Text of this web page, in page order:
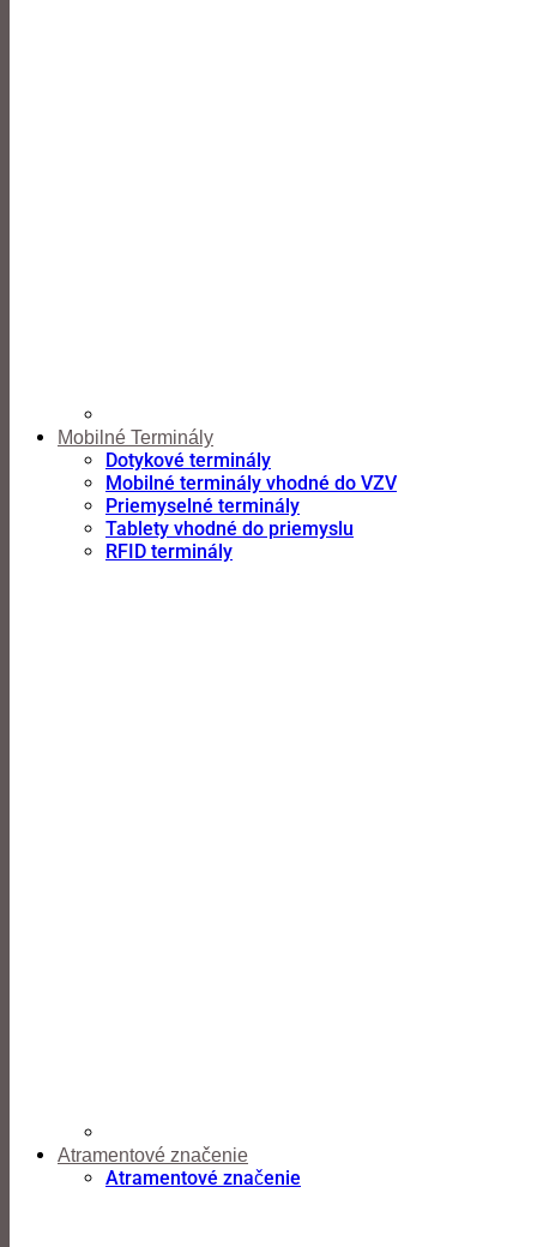
Mobilné Terminály
Dotykové terminály
Mobilné terminály vhodné do VZV
Priemyselné terminály
Tablety vhodné do priemyslu
RFID terminály
Atramentové značenie
Atramentové značenie